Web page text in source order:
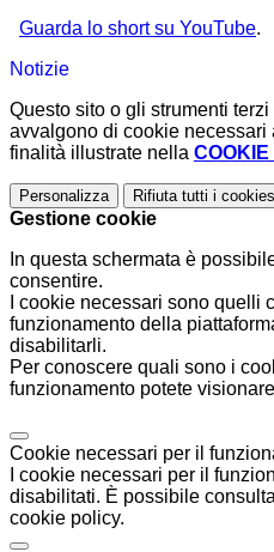
Guarda lo short su YouTube.
Notizie
Questo sito o gli strumenti
avvalgono di cookie
finalità illustrate nella
Personalizza Rifiuta tutti i cookies
Gestione cookie
In questa schermata è
consentire.
I cookie necessari sono quelli
funzionamento della
disabilitarli.
Per conoscere quali sono i
funzionamento potete
Cookie necessari per il
I cookie necessari per il
disabilitati. È possibile
cookie policy.